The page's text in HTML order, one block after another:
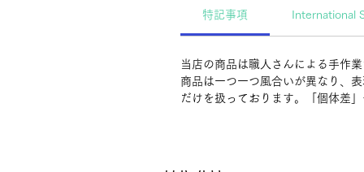
特記事項 International
当店の商品は職人さんによる手作
商品は一つ一つ風合いが異なり、
だけを扱っております。「個体差